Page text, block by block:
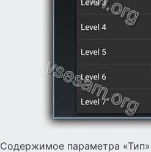
Содержимое параметра